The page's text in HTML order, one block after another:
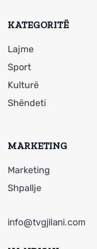
KATEGORITË
Lajme
Sport
Kulturë
Shëndeti
MARKETING
Marketing
Shpallje
info@tvgjilani.com